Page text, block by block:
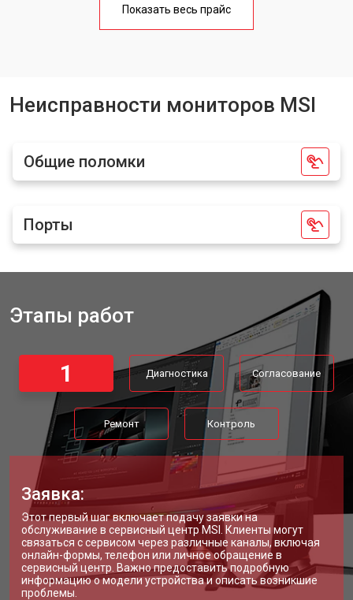
Показать весь прайс
Неисправности мониторов MSI
Общие поломки
Порты
Этапы работ
1 Диагностика Согласование
Ремонт Контроль
Заявка:
Этот первый шаг включает подачу заявки на
обслуживание в сервисный центр MSI. Клиенты могут
связаться с сервисом через различные каналы, включая
онлайн-формы, телефон или личное обращение в
сервисный центр. Важно предоставить подробную
информацию о модели устройства и описать возникшие
проблемы.